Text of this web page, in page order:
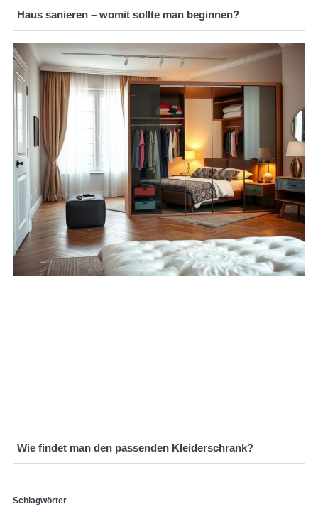
Haus sanieren – womit sollte man beginnen?
Wie findet man den passenden Kleiderschrank?
Schlagwörter